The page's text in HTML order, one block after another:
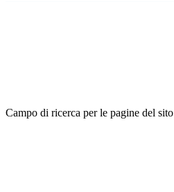
Campo di ricerca per le pagine del sito